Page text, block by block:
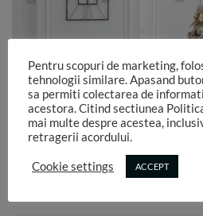
Pentru scopuri de marketing,
tehnologii similare. Apasand
sa permiti colectarea de
acestora. Citind sectiunea
mai multe despre acestea,
retragerii acordului.
Cookie settings ACCEPT